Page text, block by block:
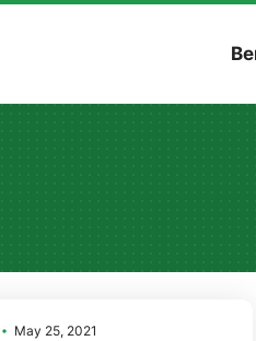
May 25, 2021